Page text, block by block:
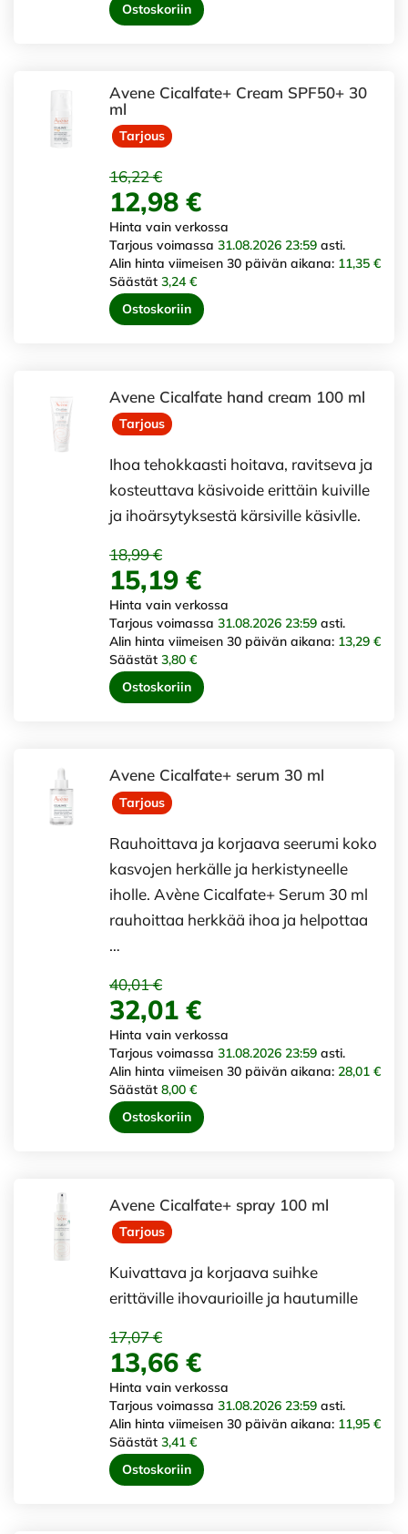
Ostoskoriin
Avene Cicalfate+ Cream SPF50+ 30
ml
Tarjous
16,22 €
12,98 €
Hinta vain verkossa
Tarjous voimassa 31.08.2026 23:59 asti.
Alin hinta viimeisen 30 päivän aikana: 11,35 €
Säästät 3,24 €
Ostoskoriin
Avene Cicalfate hand cream 100 ml
Tarjous
Ihoa tehokkaasti hoitava, ravitseva ja
kosteuttava käsivoide erittäin kuiville
ja ihoärsytyksestä kärsiville käsivlle.
18,99 €
15,19 €
Hinta vain verkossa
Tarjous voimassa 31.08.2026 23:59 asti.
Alin hinta viimeisen 30 päivän aikana: 13,29 €
Säästät 3,80 €
Ostoskoriin
Avene Cicalfate+ serum 30 ml
Tarjous
Rauhoittava ja korjaava seerumi koko
kasvojen herkälle ja herkistyneelle
iholle. Avène Cicalfate+ Serum 30 ml
rauhoittaa herkkää ihoa ja helpottaa
…
40,01 €
32,01 €
Hinta vain verkossa
Tarjous voimassa 31.08.2026 23:59 asti.
Alin hinta viimeisen 30 päivän aikana: 28,01 €
Säästät 8,00 €
Ostoskoriin
Avene Cicalfate+ spray 100 ml
Tarjous
Kuivattava ja korjaava suihke
erittäville ihovaurioille ja hautumille
17,07 €
13,66 €
Hinta vain verkossa
Tarjous voimassa 31.08.2026 23:59 asti.
Alin hinta viimeisen 30 päivän aikana: 11,95 €
Säästät 3,41 €
Ostoskoriin